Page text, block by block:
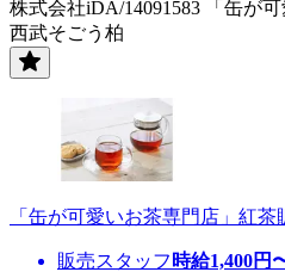
株式会社iDA/14091583 「缶が
西武そごう柏
「缶が可愛いお茶専門店」紅
販売スタッフ 時給1,400円